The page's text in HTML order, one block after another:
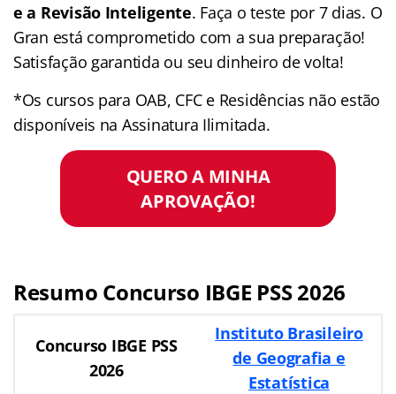
e a Revisão Inteligente. Faça o teste por 7 dias. O
Gran está comprometido com a sua preparação!
Satisfação garantida ou seu dinheiro de volta!
*Os cursos para OAB, CFC e Residências não estão
disponíveis na Assinatura Ilimitada.
QUERO A MINHA
APROVAÇÃO!
Resumo Concurso IBGE PSS 2026
Concurso IBGE PSS
2026
Instituto Brasileiro
de Geografia e
Estatística